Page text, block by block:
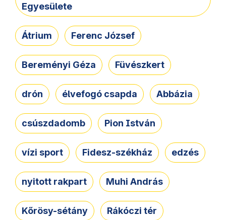
Egyesülete
Átrium Ferenc József
Bereményi Géza Füvészkert
drón élvefogó csapda Abbázia
csúszdadomb Pion István
vízi sport Fidesz-székház edzés
nyitott rakpart Muhi András
Kőrösy-sétány Rákóczi tér